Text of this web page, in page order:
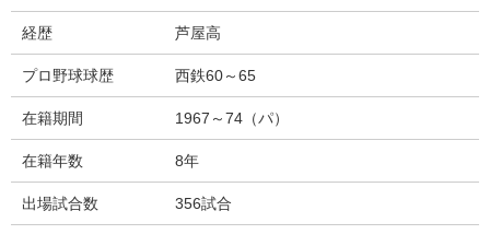
経歴 芦屋高
プロ野球球歴 西鉄60～65
在籍期間 1967～74（パ）
在籍年数 8年
出場試合数 356試合